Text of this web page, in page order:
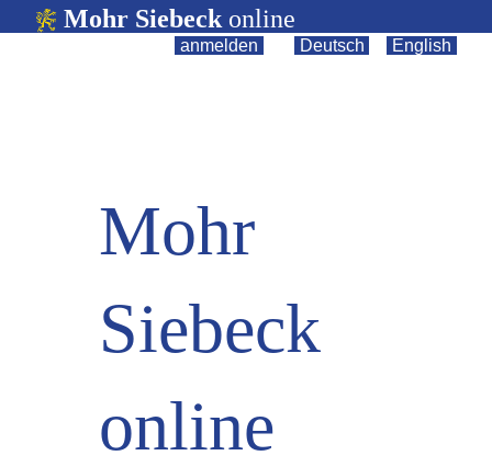
Mohr Siebeck online
anmelden Deutsch English
Mohr
Siebeck
online